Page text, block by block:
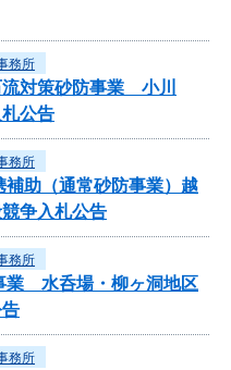
務所
対策砂防事業 小川
公告
務所
補助（通常砂防事業）越
争入札公告
務所
業 水呑場・柳ヶ洞地区
務所